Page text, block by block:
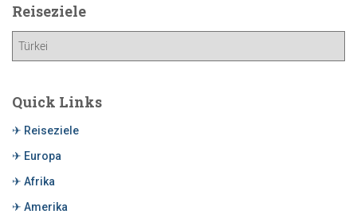
Reiseziele
Quick Links
✈ Reiseziele
✈ Europa
✈ Afrika
✈ Amerika